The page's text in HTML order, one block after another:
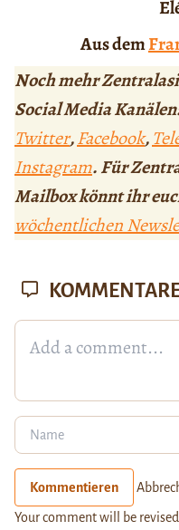
Aus dem
Noch mehr
Social Media
Twitter,Facebook,
Instagram. Für
Mailbox könnt ihr
wöchentlichen
Kommentieren
Your comment will be